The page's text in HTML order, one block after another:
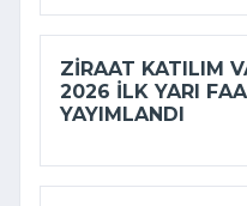
ZIRAAT KATILIM
2026 ILK YARI
YAYIMLANDI